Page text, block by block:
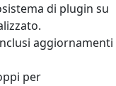
di plugin su
aggiornamenti
per